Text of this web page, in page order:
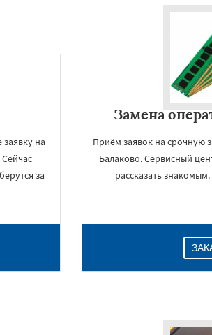
на
за
Замена
Приём заявок на срочную
Балаково. Сервисный
рассказать